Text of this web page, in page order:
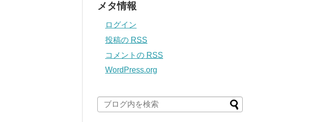
メタ情報
ログイン
投稿の RSS
コメントの RSS
WordPress.org